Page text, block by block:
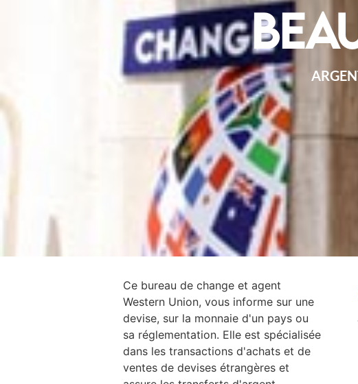
Ce bureau de change et agent
Western Union, vous informe sur une
devise, sur la monnaie d'un pays ou
sa réglementation. Elle est spécialisée
dans les transactions d'achats et de
ventes de devises étrangères et